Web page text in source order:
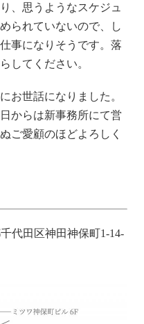
、思うようなスケジュ
られていないので、し
事になりそうです。落
してください。
お世話になりました。
からは新事務所にて営
ご愛顧のほどよろしく
代田区神田神保町1-14-